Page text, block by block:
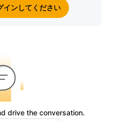
インしてください
drive the conversation.